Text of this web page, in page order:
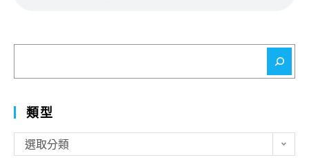
類型
選取分類